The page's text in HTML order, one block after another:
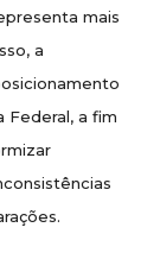
mais
a
Federal, a fim